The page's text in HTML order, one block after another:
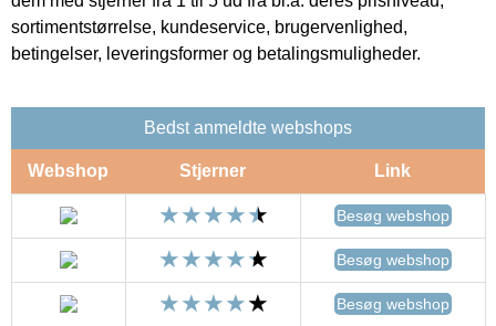
sortimentstørrelse, kundeservice, brugervenlighed,
betingelser, leveringsformer og betalingsmuligheder.
Bedst anmeldte webshops
Webshop Stjerner Link
Besøg webshop
Besøg webshop
Besøg webshop